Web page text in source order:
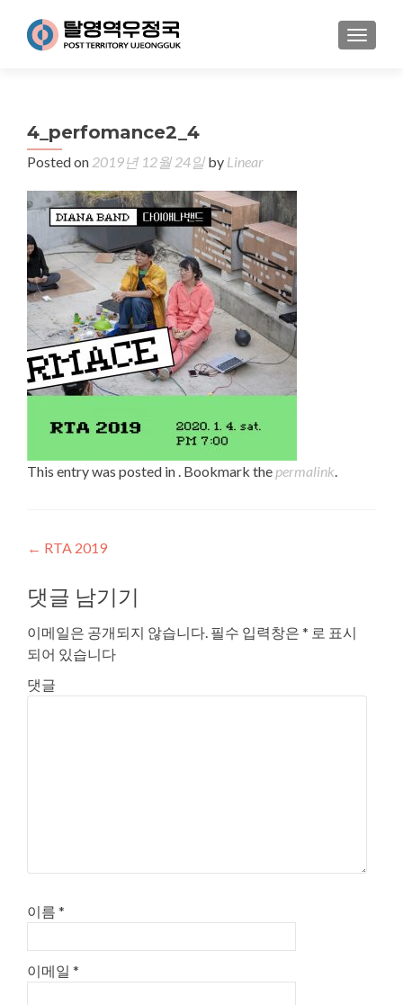
MENU
4_perfomance2_4
Posted on 2019년 12월 24일by Linear
This entry was posted in . Bookmark the permalink.
Post navigation
← RTA 2019
댓글 남기기
이메일은 공개되지 않습니다. 필수 입력창은 * 로 표시
되어 있습니다
댓글
이름 *
이메일 *